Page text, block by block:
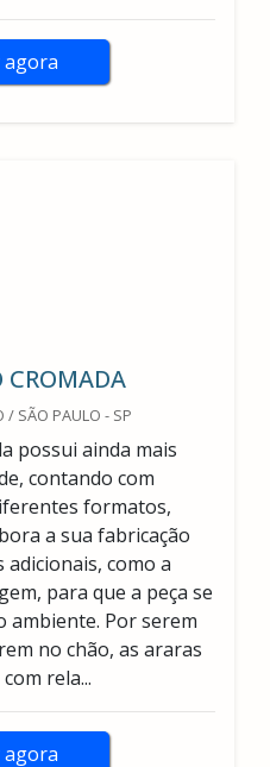
CROMADA
/ SÃO PAULO - SP
possui ainda mais
contando com
formatos,
a sua fabricação
como a
para que a peça se
Por serem
no chão, as araras
rela...